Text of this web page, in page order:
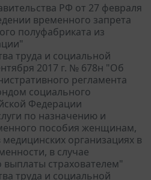
РФ от 27 февраля
временного запрета
полуфабриката из
труда и социальной
2017 г. № 678н "Об
регламента
социального
Федерации
по назначению и
пособия женщинам,
организациях в
в случае
страхователем"
труда и социальной